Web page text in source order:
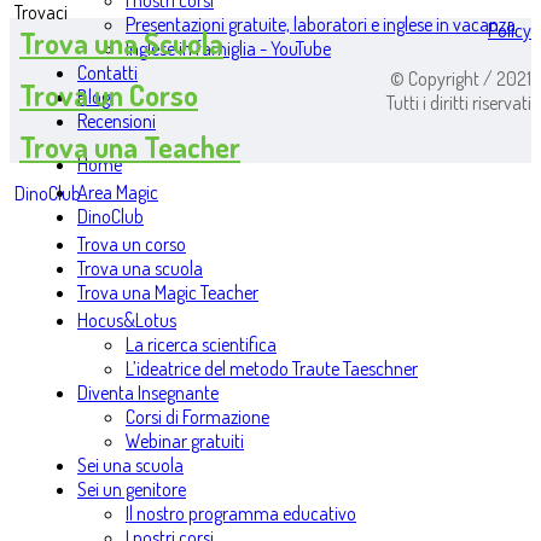
Presentazioni gratuite, laboratori e inglese in vacanza
Inglese in famiglia - YouTube
Contatti
Blog
Recensioni
Home
Area Magic
DinoClub
Trova un corso
Trova una scuola
Trova una Magic Teacher
Hocus&Lotus
La ricerca scientifica
L’ideatrice del metodo Traute Taeschner
Diventa Insegnante
Corsi di Formazione
Webinar gratuiti
Sei una scuola
Sei un genitore
Il nostro programma educativo
Trovaci
Trova una Scuola
Trova un Corso
Trova una Teacher
DinoClub
Policy
© Copyright / 2021
Tutti i diritti riservati